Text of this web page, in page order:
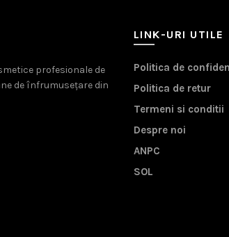
profesionale de
de înfrumusețare din
LINK-URI UTILE
Politica de
Politica de retur
Termeni si conditii
Despre noi
ANPC
SOL